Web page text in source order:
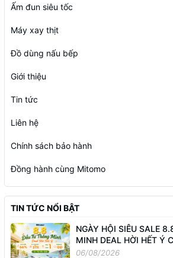
Ấm đun siêu tốc
Máy xay thịt
Đồ dùng nấu bếp
Giới thiệu
Tin tức
Liên hệ
Chính sách bảo hành
Đồng hành cùng Mitomo
TIN TỨC NỔI BẬT
NGÀY HỘI SIÊU SALE
MINH DEAL HỜI HẾT Ý
06/08/2026